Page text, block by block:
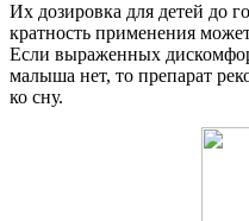
Их дозировка для детей до
кратность применения
Если выраженных
малыша нет, то препарат
ко сну.